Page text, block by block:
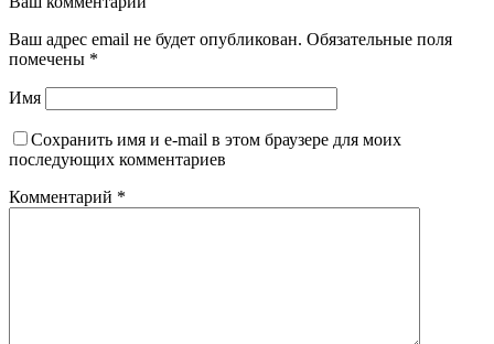
Ваш адрес email не будет опубликован. Обязательные поля
помечены *
Имя
Сохранить имя и e-mail в этом браузере для моих
последующих комментариев
Комментарий *